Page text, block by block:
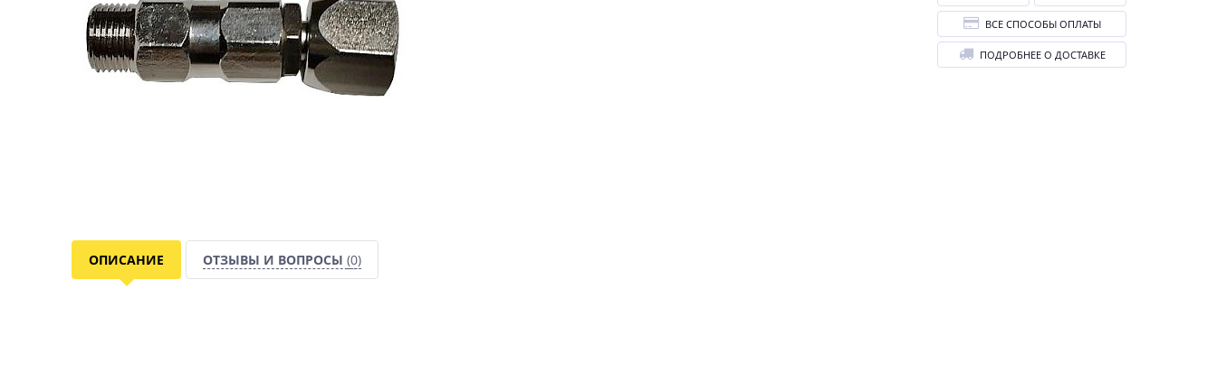
ВСЕ СПОСОБЫ ОПЛАТЫ
ПОДРОБНЕЕ О ДОСТАВКЕ
ОПИСАНИЕ ОТЗЫВЫ И ВОПРОСЫ (0)